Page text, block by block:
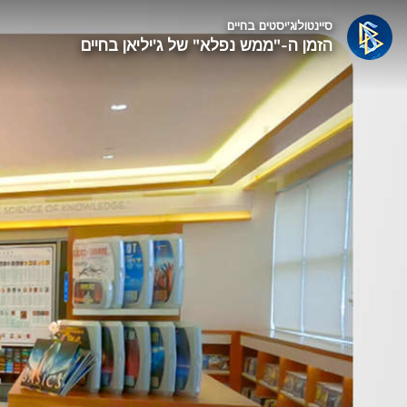
סיינטולוג'יסטים בחיים
הזמן ה-"ממש נפלא" של ג'יליאן בחיים